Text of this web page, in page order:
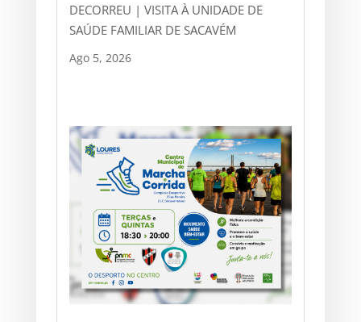
DECORREU | VISITA À UNIDADE DE
SAÚDE FAMILIAR DE SACAVÉM
Ago 5, 2026